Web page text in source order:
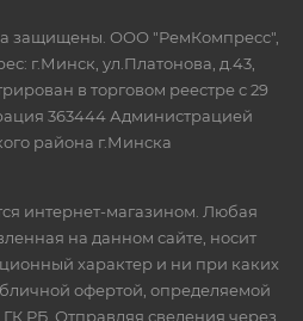
защищены. ООО "РемКомпресс",
г.Минск, ул.Платонова, д.43,
в торговом реестре с 29
363444 Администрацией
района г.Минска
интернет-магазином. Любая
на данном сайте, носит
характер и ни при каких
офертой, определяемой
РБ. Отправляя сведения через